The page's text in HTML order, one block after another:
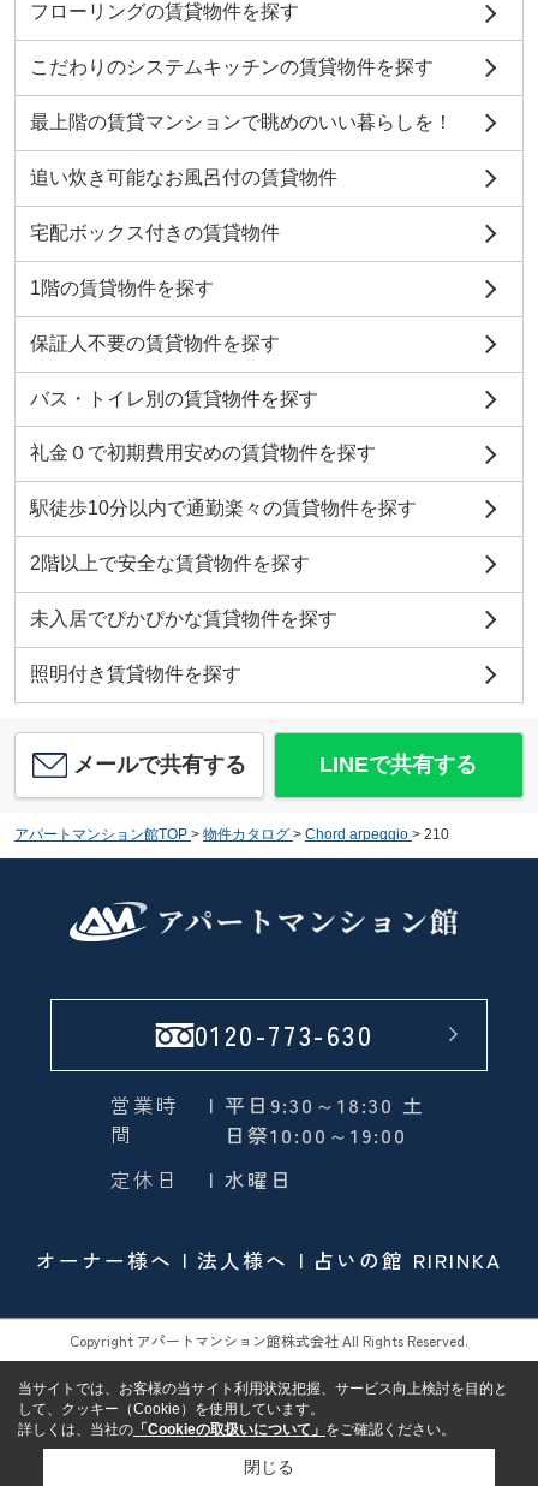
フローリングの賃貸物件を探す
こだわりのシステムキッチンの賃貸物件を探す
最上階の賃貸マンションで眺めのいい暮らしを！
追い炊き可能なお風呂付の賃貸物件
宅配ボックス付きの賃貸物件
1階の賃貸物件を探す
保証人不要の賃貸物件を探す
バス・トイレ別の賃貸物件を探す
礼金０で初期費用安めの賃貸物件を探す
駅徒歩10分以内で通勤楽々の賃貸物件を探す
2階以上で安全な賃貸物件を探す
未入居でぴかぴかな賃貸物件を探す
照明付き賃貸物件を探す
メールで共有する LINEで共有する
アパートマンション館TOP > 物件カタログ > Chord arpeggio > 210
0120-773-630
営業時
間
| 平日9:30～18:30 土
日祭10:00～19:00
定休日
| 水曜日
オーナー様へ 法人様へ 占いの館 RIRINKA
Copyright アパートマンション館株式会社 All Rights Reserved.
当サイトでは、お客様の当サイト利用状況把握、サービス向上検討を目的と
して、クッキー（Cookie）を使用しています。
詳しくは、当社の 「Cookieの取扱いについて」 をご確認ください。
閉じる